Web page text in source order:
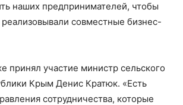
наших предпринимателей, чтобы
совместные бизнес-
принял участие министр сельского
Крым Денис Кратюк. «Есть
сотрудничества, которые